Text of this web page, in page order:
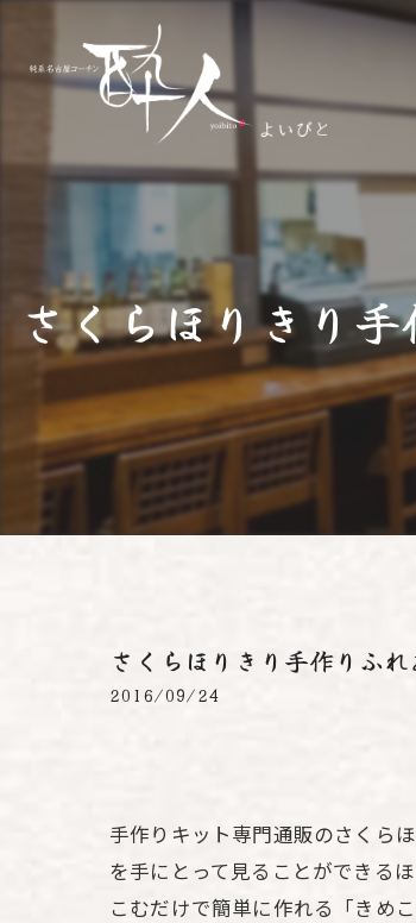
さくらほりきり
さくらほりきり手作りふ
2016/09/24
手作りキット専門通販のさくら
を手にとって見ることができる
こむだけで簡単に作れる「きめ